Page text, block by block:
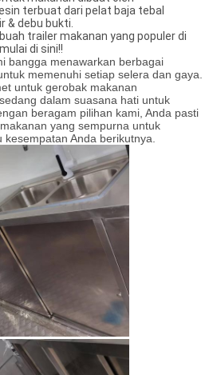
terbuat dari pelat baja tebal
& debu bukti.
trailer makanan yang populer di
di sini!!
bangga menawarkan berbagai
memenuhi setiap selera dan gaya.
untuk gerobak makanan
dalam suasana hati untuk
beragam pilihan kami, Anda pasti
yang sempurna untuk
Anda berikutnya.